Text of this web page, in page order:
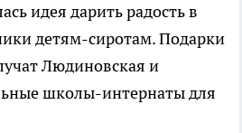
идея дарить радость в
детям-сиротам. Подарки
Людиновская и
школы-интернаты для